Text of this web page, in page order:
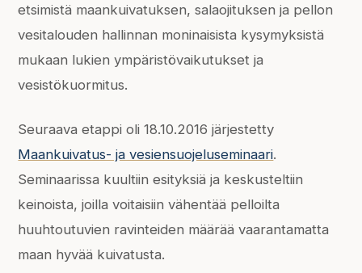
etsimistä maankuivatuksen, salaojituksen ja pellon
vesitalouden hallinnan moninaisista kysymyksistä
mukaan lukien ympäristövaikutukset ja
vesistökuormitus.
Seuraava etappi oli 18.10.2016 järjestetty
Maankuivatus- ja vesiensuojeluseminaari.
Seminaarissa kuultiin esityksiä ja keskusteltiin
keinoista, joilla voitaisiin vähentää pelloilta
huuhtoutuvien ravinteiden määrää vaarantamatta
maan hyvää kuivatusta.